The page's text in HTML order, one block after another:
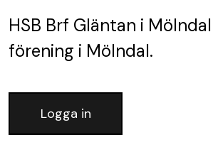
HSB Brf Gläntan i Mölndal
förening i Mölndal.
Logga in